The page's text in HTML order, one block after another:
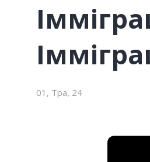
01, Тра, 24